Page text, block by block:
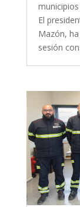
El
Mazón,
sesión